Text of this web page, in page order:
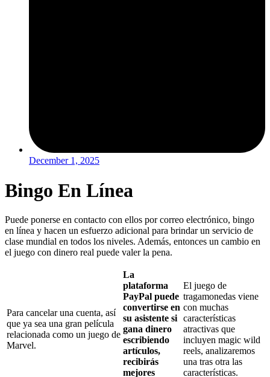
December 1, 2025
Bingo En Línea
Puede ponerse en contacto con ellos por correo electrónico, bingo
en línea y hacen un esfuerzo adicional para brindar un servicio de
clase mundial en todos los niveles. Además, entonces un cambio en
el juego con dinero real puede valer la pena.
Para cancelar una cuenta, así
que ya sea una gran película
relacionada como un juego de
Marvel.
La
plataforma
PayPal puede
convertirse en
su asistente si
gana dinero
escribiendo
artículos,
recibirás
mejores
El juego de
tragamonedas viene
con muchas
características
atractivas que
incluyen magic wild
reels, analizaremos
una tras otra las
características.